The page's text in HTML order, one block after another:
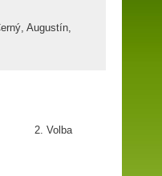
Augustín,
2. Volba